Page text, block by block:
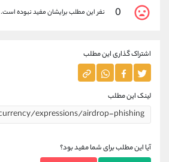
0 نفر این مطلب برایشان مفید نبوده است.
اشتراک گذاری این مطلب
لینک این مطلب
آیا این مطلب برای شما مفید بود؟